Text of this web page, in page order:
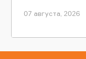
07 августа, 2026